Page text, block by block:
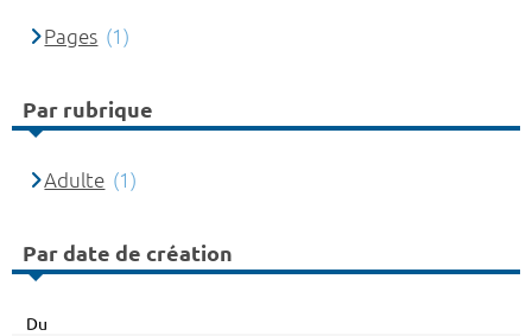
Pages (1)
Par rubrique
Adulte (1)
Par date de création
Du